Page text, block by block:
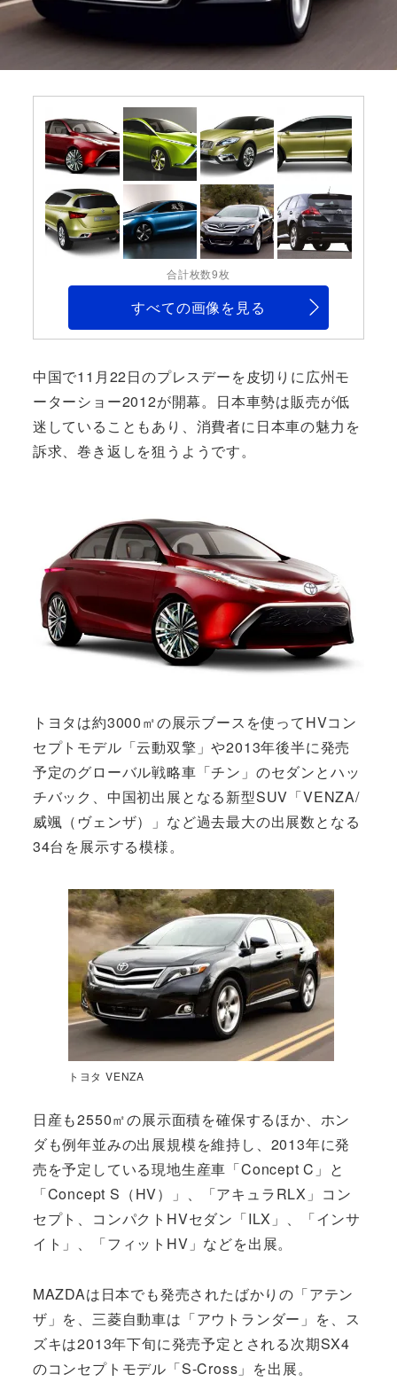
合計枚数9枚
すべての画像を見る
中国で11月22日のプレスデーを皮切りに広州モ
ーターショー2012が開幕。日本車勢は販売が低
迷していることもあり、消費者に日本車の魅力を
訴求、巻き返しを狙うようです。
トヨタは約3000㎡の展示ブースを使ってHVコン
セプトモデル「云動双擎」や2013年後半に発売
予定のグローバル戦略車「チン」のセダンとハッ
チバック、中国初出展となる新型SUV「VENZA/
威颯（ヴェンザ）」など過去最大の出展数となる
34台を展示する模様。
トヨタ VENZA
日産も2550㎡の展示面積を確保するほか、ホン
ダも例年並みの出展規模を維持し、2013年に発
売を予定している現地生産車「Concept C」と
「Concept S（HV）」、「アキュラRLX」コン
セプト、コンパクトHVセダン「ILX」、「インサ
イト」、「フィットHV」などを出展。
MAZDAは日本でも発売されたばかりの「アテン
ザ」を、三菱自動車は「アウトランダー」を、ス
ズキは2013年下旬に発売予定とされる次期SX4
のコンセプトモデル「S-Cross」を出展。